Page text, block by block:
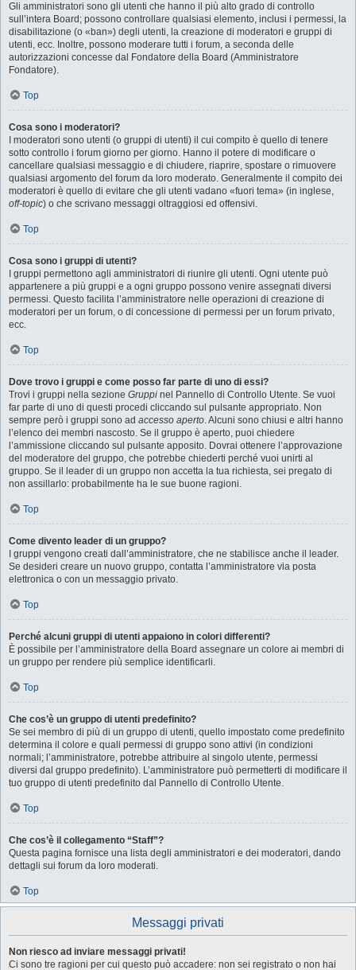
Gli amministratori sono gli utenti che hanno il più alto grado di controllo
sull’intera Board; possono controllare qualsiasi elemento, inclusi i permessi, la
disabilitazione (o «ban») degli utenti, la creazione di moderatori e gruppi di
utenti, ecc. Inoltre, possono moderare tutti i forum, a seconda delle
autorizzazioni concesse dal Fondatore della Board (Amministratore
Fondatore).
Top
Cosa sono i moderatori?
I moderatori sono utenti (o gruppi di utenti) il cui compito è quello di tenere
sotto controllo i forum giorno per giorno. Hanno il potere di modificare o
cancellare qualsiasi messaggio e di chiudere, riaprire, spostare o rimuovere
qualsiasi argomento del forum da loro moderato. Generalmente il compito dei
moderatori è quello di evitare che gli utenti vadano «fuori tema» (in inglese,
off-topic) o che scrivano messaggi oltraggiosi ed offensivi.
Top
Cosa sono i gruppi di utenti?
I gruppi permettono agli amministratori di riunire gli utenti. Ogni utente può
appartenere a più gruppi e a ogni gruppo possono venire assegnati diversi
permessi. Questo facilita l’amministratore nelle operazioni di creazione di
moderatori per un forum, o di concessione di permessi per un forum privato,
ecc.
Top
Dove trovo i gruppi e come posso far parte di uno di essi?
Trovi i gruppi nella sezione Gruppi nel Pannello di Controllo Utente. Se vuoi
far parte di uno di questi procedi cliccando sul pulsante appropriato. Non
sempre però i gruppi sono ad accesso aperto. Alcuni sono chiusi e altri hanno
l’elenco dei membri nascosto. Se il gruppo è aperto, puoi chiedere
l’ammissione cliccando sul pulsante apposito. Dovrai ottenere l’approvazione
del moderatore del gruppo, che potrebbe chiederti perché vuoi unirti al
gruppo. Se il leader di un gruppo non accetta la tua richiesta, sei pregato di
non assillarlo: probabilmente ha le sue buone ragioni.
Top
Come divento leader di un gruppo?
I gruppi vengono creati dall’amministratore, che ne stabilisce anche il leader.
Se desideri creare un nuovo gruppo, contatta l’amministratore via posta
elettronica o con un messaggio privato.
Top
Perché alcuni gruppi di utenti appaiono in colori differenti?
È possibile per l’amministratore della Board assegnare un colore ai membri di
un gruppo per rendere più semplice identificarli.
Top
Che cos’è un gruppo di utenti predefinito?
Se sei membro di più di un gruppo di utenti, quello impostato come predefinito
determina il colore e quali permessi di gruppo sono attivi (in condizioni
normali; l’amministratore, potrebbe attribuire al singolo utente, permessi
diversi dal gruppo predefinito). L’amministratore può permetterti di modificare il
tuo gruppo di utenti predefinito dal Pannello di Controllo Utente.
Top
Che cos’è il collegamento “Staff”?
Questa pagina fornisce una lista degli amministratori e dei moderatori, dando
dettagli sui forum da loro moderati.
Top
Messaggi privati
Non riesco ad inviare messaggi privati!
Ci sono tre ragioni per cui questo può accadere: non sei registrato o non hai